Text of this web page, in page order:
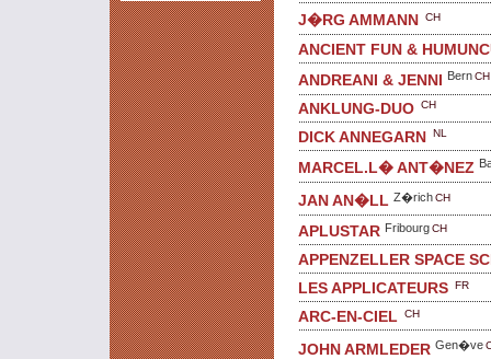
J�RG AMMANN CH
ANCIENT FUN &
ANDREANI & JENNI BernCH
ANKLUNG-DUO CH
DICK ANNEGARN NL
MARCEL.L� ANT�NEZ
JAN AN�LL Z�richCH
APLUSTAR FribourgCH
APPENZELLER SPACE
LES APPLICATEURS FR
ARC-EN-CIEL CH
JOHN ARMLEDER Gen�ve